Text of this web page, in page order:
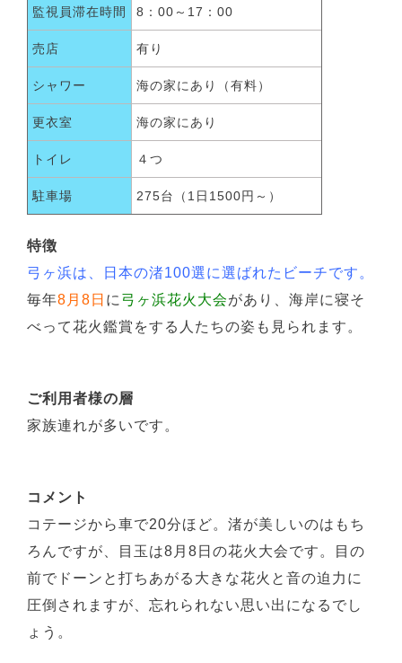
監視員滞在時間 8：00～17：00
売店 有り
シャワー 海の家にあり（有料）
更衣室 海の家にあり
トイレ ４つ
駐車場 275台（1日1500円～）
特徴
弓ヶ浜は、日本の渚100選に選ばれたビーチです。
毎年8月8日 に 弓ヶ浜花火大会があり、海岸に寝そ
べって花火鑑賞をする人たちの姿も見られます。
ご利用者様の層
家族連れが多いです。
コメント
コテージから車で20分ほど。渚が美しいのはもち
ろんですが、目玉は8月8日の花火大会です。目の
前でドーンと打ちあがる大きな花火と音の迫力に
圧倒されますが、忘れられない思い出になるでし
ょう。